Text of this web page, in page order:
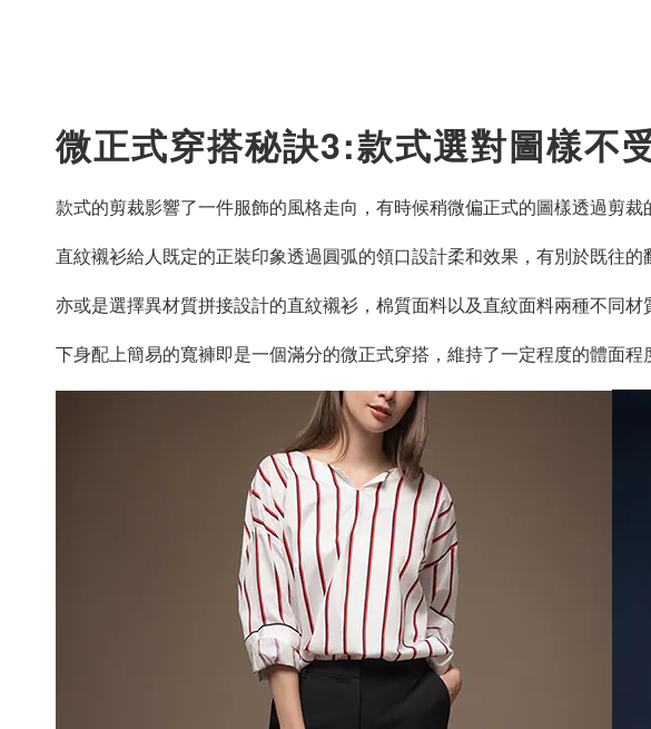
微正式穿搭秘訣3:款式選對圖樣不
款式的剪裁影響了一件服飾的風格走向，有時候稍微偏正式的圖樣透過剪
直紋襯衫給人既定的正裝印象透過圓弧的領口設計柔和效果， 有別於既往的
亦或是選擇異材質拼接設計的直紋襯衫， 棉質面料以及直紋面料兩種不同材
下身配上簡易的寬褲即是一個滿分的微正式穿搭， 維持了一定程度的體面程